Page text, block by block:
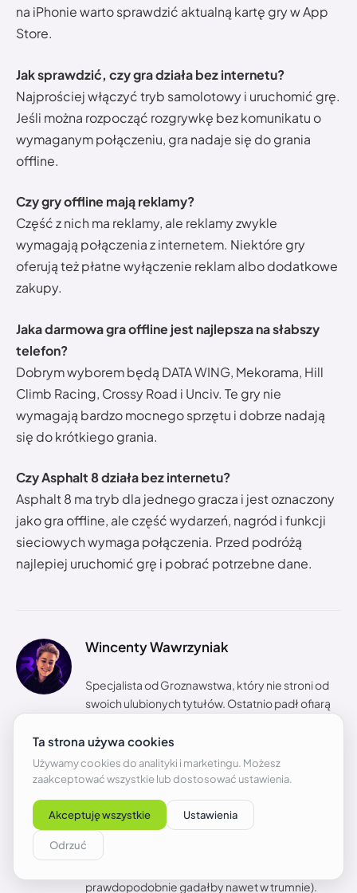
na iPhonie warto sprawdzić aktualną kartę gry w App
Store.
Jak sprawdzić, czy gra działa bez internetu?
Najprościej włączyć tryb samolotowy i uruchomić grę.
Jeśli można rozpocząć rozgrywkę bez komunikatu o
wymaganym połączeniu, gra nadaje się do grania
offline.
Czy gry offline mają reklamy?
Część z nich ma reklamy, ale reklamy zwykle
wymagają połączenia z internetem. Niektóre gry
oferują też płatne wyłączenie reklam albo dodatkowe
zakupy.
Jaka darmowa gra offline jest najlepsza na słabszy
telefon?
Dobrym wyborem będą DATA WING, Mekorama, Hill
Climb Racing, Crossy Road i Unciv. Te gry nie
wymagają bardzo mocnego sprzętu i dobrze nadają
się do krótkiego grania.
Czy Asphalt 8 działa bez internetu?
Asphalt 8 ma tryb dla jednego gracza i jest oznaczony
jako gra offline, ale część wydarzeń, nagród i funkcji
sieciowych wymaga połączenia. Przed podróżą
najlepiej uruchomić grę i pobrać potrzebne dane.
Wincenty Wawrzyniak
Specjalista od Groznawstwa, który nie stroni od
swoich ulubionych tytułów. Ostatnio padł ofiarą
Factorio. Rzadko się do tego przyznaje, ale ma też
prawie 2000 godzin na liczniku w Path of Exile.
Pozostałe dwa tytuły w jego świętej trójcy to
Assassin’s Creed: Origins oraz Final Fantasy XV.
najważniejsza jest dobra historia, a ściany tekstu
są plusem. Po godzinach pisze do szuflady, pije
niepokojąco duże ilości kawy i często wraca do
prawdopodobnie gadałby nawet w trumnie).